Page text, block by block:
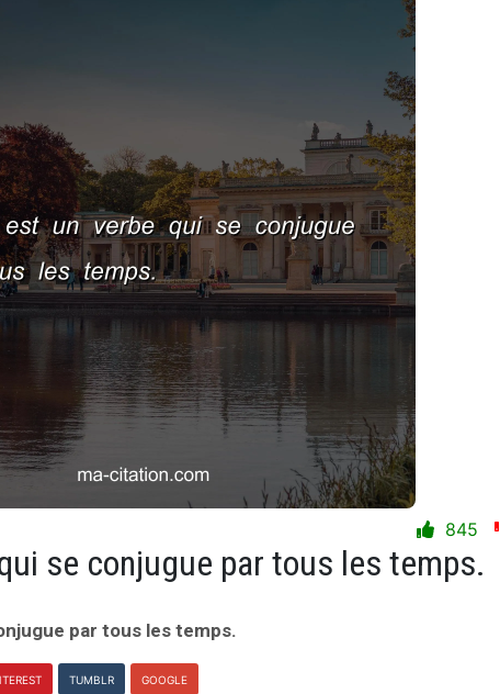
845
se conjugue par tous les temps.
par tous les temps.
TUMBLR GOOGLE